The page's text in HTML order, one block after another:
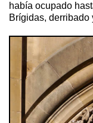
había ocupado
Brígidas, derribado